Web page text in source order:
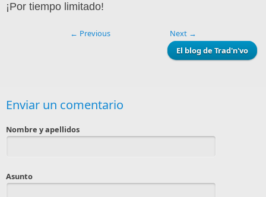
¡Por tiempo limitado!
← Previous
Next →
El blog de Trad'n'vo
Enviar un comentario
Nombre y apellidos
Asunto